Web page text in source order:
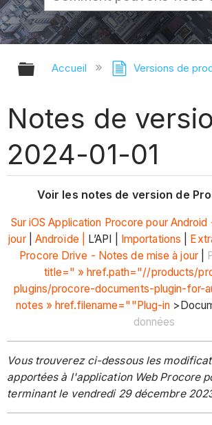
Développer/réduire
Accueil Versions de
Notes de
2024-01-01
Voir les notes de version de
Sur iOS Application Procore pour
jour| Androïde | L’API | Importations
Procore Drive - Notes de mise à jour|
title=" » href.path="//products/
plugins/procore-documents-plugin-for-
notes » href.filename=""Plug-in
données
Vous trouverez ci-dessous les
apportées à l'application Web Procore
terminant le vendredi 29 décembre